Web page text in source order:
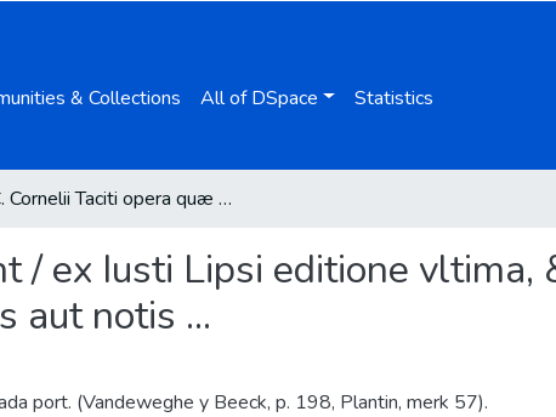
& Collections All of DSpace Statistics
C. Cornelii Taciti opera quæ exstant / ex Iusti Lipsi editione vltima, & cum eiusdem ad ea omnia commentariis aut notis ...
/ ex Iusti Lipsi editione vltima,
aut notis ...
port. (Vandeweghe y Beeck, p. 198, Plantin, merk 57).